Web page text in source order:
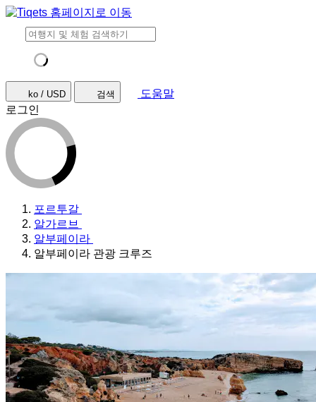
ko / USD 검색
도움말
로그인
포르투갈
알가르브
알부페이라
알부페이라 관광 크루즈